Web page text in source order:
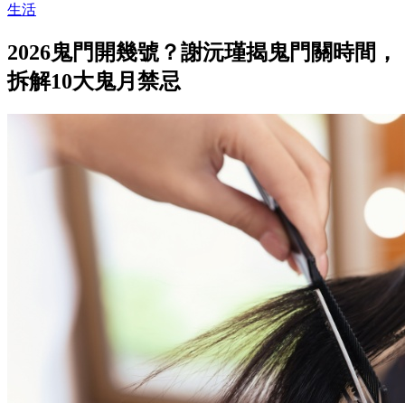
生活
2026鬼門開幾號？謝沅瑾揭鬼門關時間，
拆解10大鬼月禁忌